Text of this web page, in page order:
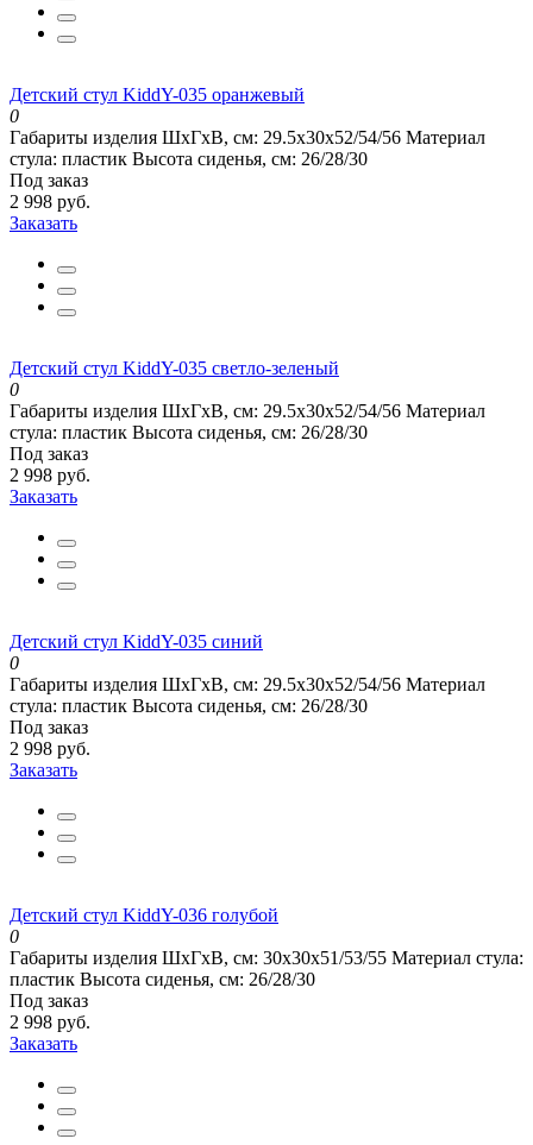
Детский стул KiddY-035 оранжевый
0
Габариты изделия ШхГхВ, см: 29.5x30x52/54/56 Материал
стула: пластик Высота сиденья, см: 26/28/30
Под заказ
2 998 руб.
Заказать
Детский стул KiddY-035 светло-зеленый
0
Габариты изделия ШхГхВ, см: 29.5x30x52/54/56 Материал
стула: пластик Высота сиденья, см: 26/28/30
Под заказ
2 998 руб.
Заказать
Детский стул KiddY-035 синий
0
Габариты изделия ШхГхВ, см: 29.5x30x52/54/56 Материал
стула: пластик Высота сиденья, см: 26/28/30
Под заказ
2 998 руб.
Заказать
Детский стул KiddY-036 голубой
0
Габариты изделия ШхГхВ, см: 30x30x51/53/55 Материал стула:
пластик Высота сиденья, см: 26/28/30
Под заказ
2 998 руб.
Заказать